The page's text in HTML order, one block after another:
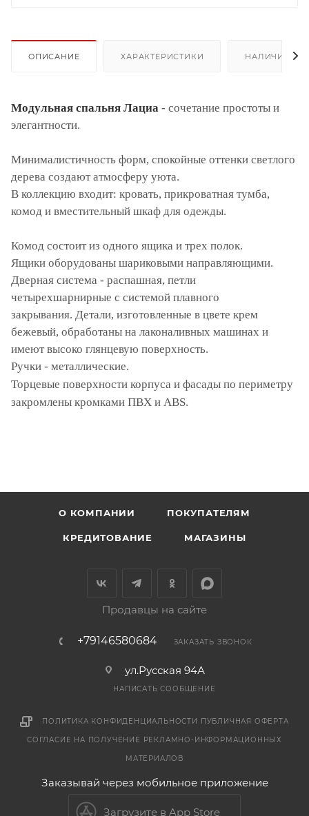
ОПИСАНИЕ ХАРАКТЕРИСТИКИ НАЛИЧИЕ
Модульная спальня Лациа - сочетание простоты и
элегантности.
Минималистичность форм, спокойные оттенки светлого
дерева создают атмосферу уюта.
В коллекцию входит: кровать, прикроватная тумба,
комод и вместительный шкаф для одежды.
Комод состоит из одного ящика и трех полок.
Ящики оборудованы шариковыми направляющими.
Дверная система - распашная, петли
четырехшарнирные с системой плавного
закрывания. Детали, изготовленные в цвете крем
бежевый, обработаны на лаконаливных машинах и
имеют высоко глянцевую поверхность.
Ручки - металлические.
Торцевые поверхности корпуса и фасады по периметру
закромлены кромками ПВХ и ABS.
О КОМПАНИИ ПОКУПАТЕЛЯМ
КРЕДИТОВАНИЕ МАГАЗИНЫ
Продавцы на сайте
+79146580684 ЗАКАЗАТЬ ЗВОНОК
ул.Русская 94А
НАПИСАТЬ СООБЩЕНИЕ
ПОЛИТИКА КОНФИДЕНЦИАЛЬНОСТИ ПУБЛИЧНАЯ ОФЕРТА
СОГЛАСИЕ НА ПОЛУЧЕНИЕ РЕКЛАМНО-ИНФОРМАЦИОННЫХ
МАТЕРИАЛОВ
Заказывай через мобильное приложение
Загрузите в App Store